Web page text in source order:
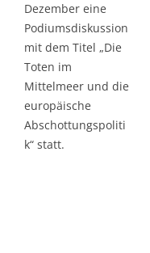
Dezember eine
Podiumsdiskussion
mit dem Titel „Die
Toten im
Mittelmeer und die
europäische
Abschottungspoliti
k“ statt.